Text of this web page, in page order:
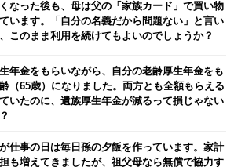
なった後も、母は父の「家族カード」で買い物
います。「自分の名義だから問題ない」と言い
このまま利用を続けてもよいのでしょうか？
年金をもらいながら、自分の老齢厚生年金をも
（65歳）になりました。両方とも全額もらえる
いたのに、遺族厚生年金が減るって損じゃない
仕事の日は毎日孫の夕飯を作っています。家計
も増えてきましたが、祖父母なら無償で協力す